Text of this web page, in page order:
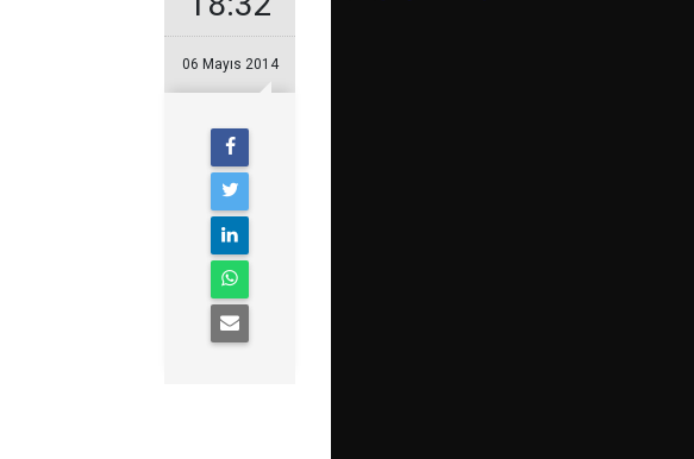
06 Mayıs 2014